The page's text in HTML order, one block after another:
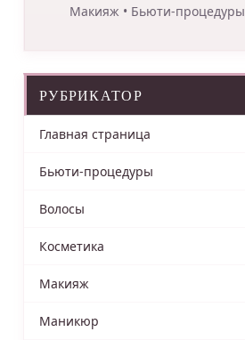
Макияж • Бьюти-процедуры
РУБРИКАТОР
Главная страница
Бьюти-процедуры
Волосы
Косметика
Макияж
Маникюр